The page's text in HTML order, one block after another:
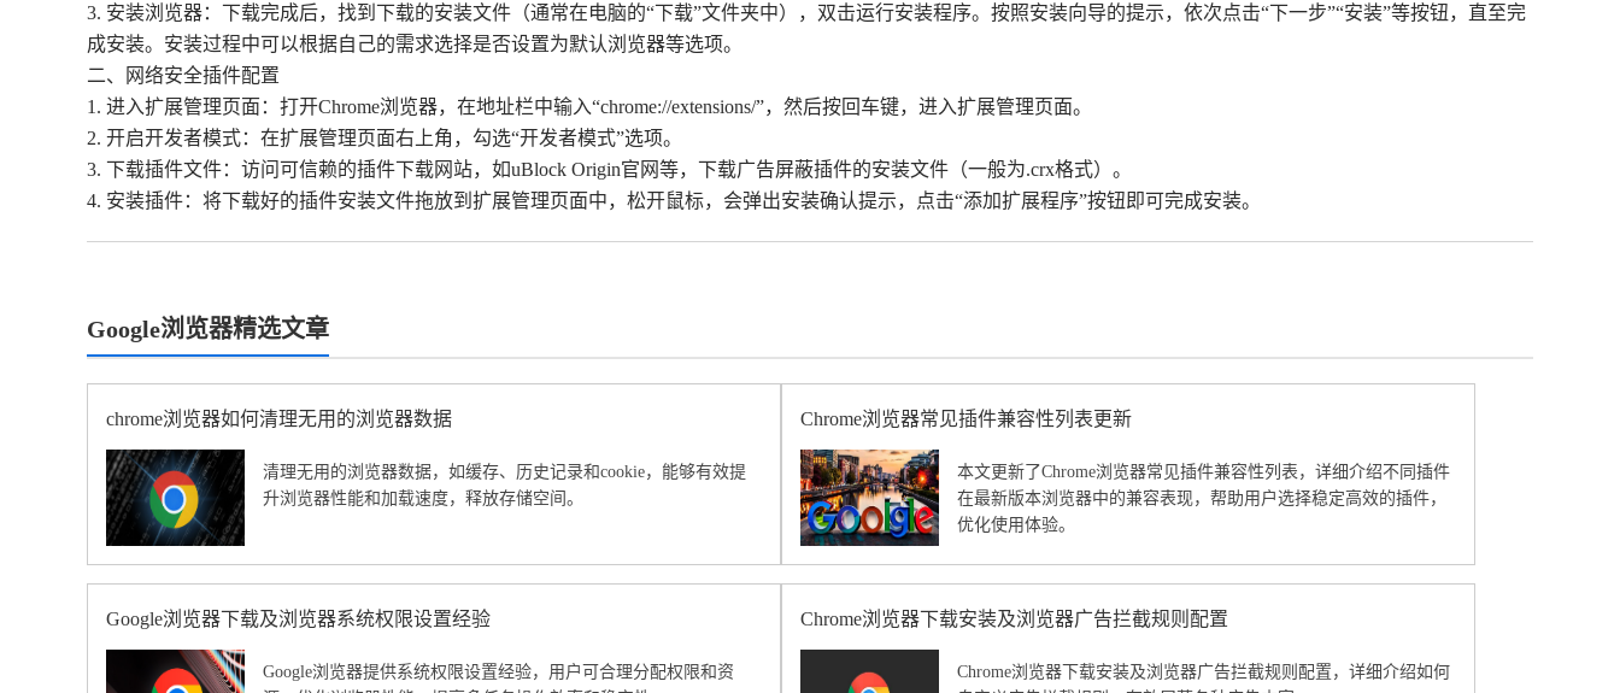
3. 安装浏览器：下载完成后，找到下载的安装文件（通常在电脑的“下载”文件夹中），双击运行安装程序。按照安装向导的提示，依次点击“下一步”“安装”等按钮，直至完
成安装。安装过程中可以根据自己的需求选择是否设置为默认浏览器等选项。
二、网络安全插件配置
1. 进入扩展管理页面：打开Chrome浏览器，在地址栏中输入“chrome://extensions/”，然后按回车键，进入扩展管理页面。
2. 开启开发者模式：在扩展管理页面右上角，勾选“开发者模式”选项。
3. 下载插件文件：访问可信赖的插件下载网站，如uBlock Origin官网等，下载广告屏蔽插件的安装文件（一般为.crx格式）。
4. 安装插件：将下载好的插件安装文件拖放到扩展管理页面中，松开鼠标，会弹出安装确认提示，点击“添加扩展程序”按钮即可完成安装。
Google浏览器精选文章
chrome浏览器如何清理无用的浏览器数据
清理无用的浏览器数据，如缓存、历史记录和cookie，能够有效提
升浏览器性能和加载速度，释放存储空间。
Chrome浏览器常见插件兼容性列表更新
本文更新了Chrome浏览器常见插件兼容性列表，详细介绍不同插件
在最新版本浏览器中的兼容表现，帮助用户选择稳定高效的插件，
优化使用体验。
Google浏览器下载及浏览器系统权限设置经验
Google浏览器提供系统权限设置经验，用户可合理分配权限和资
Chrome浏览器下载安装及浏览器广告拦截规则配置
Chrome浏览器下载安装及浏览器广告拦截规则配置，详细介绍如何